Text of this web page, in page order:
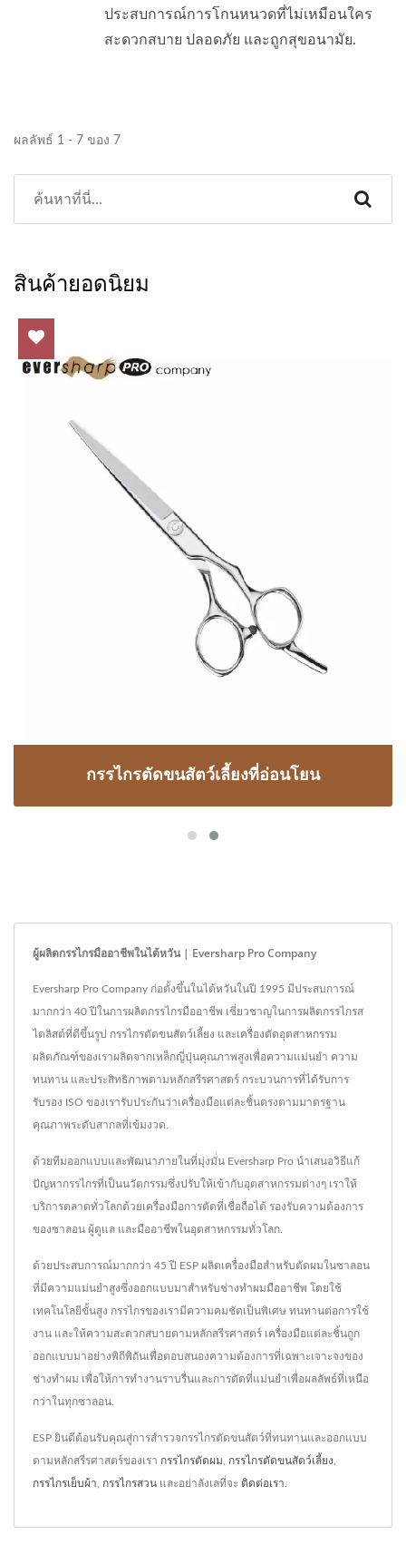
ประสบการณ์การโกนหนวดที่ไม่เหมือนใคร
สะดวกสบาย ปลอดภัย และถูกสุขอนามัย.
ผลลัพธ์ 1 - 7 ของ 7
สินค้ายอดนิยม
กรรไกรตัดขนสัตว์เลี้ยงที่อ่อนโยน
ผู้ผลิตกรรไกรมืออาชีพในไต้หวัน | Eversharp Pro Company
Eversharp Pro Company ก่อตั้งขึ้นในไต้หวันในปี 1995 มีประสบการณ์
มากกว่า 40 ปีในการผลิตกรรไกรมืออาชีพ เชี่ยวชาญในการผลิตกรรไกรส
ไตลิสต์ที่ตีขึ้นรูป กรรไกรตัดขนสัตว์เลี้ยง และเครื่องตัดอุตสาหกรรม
ผลิตภัณฑ์ของเราผลิตจากเหล็กญี่ปุ่นคุณภาพสูงเพื่อความแม่นยำ ความ
ทนทาน และประสิทธิภาพตามหลักสรีรศาสตร์ กระบวนการที่ได้รับการ
รับรอง ISO ของเรารับประกันว่าเครื่องมือแต่ละชิ้นตรงตามมาตรฐาน
คุณภาพระดับสากลที่เข้มงวด.
ด้วยทีมออกแบบและพัฒนาภายในที่มุ่งมั่น Eversharp Pro นำเสนอวิธีแก้
ปัญหากรรไกรที่เป็นนวัตกรรมซึ่งปรับให้เข้ากับอุตสาหกรรมต่างๆ เราให้
บริการตลาดทั่วโลกด้วยเครื่องมือการตัดที่เชื่อถือได้ รองรับความต้องการ
ของซาลอน ผู้ดูแล และมืออาชีพในอุตสาหกรรมทั่วโลก.
ด้วยประสบการณ์มากกว่า 45 ปี ESP ผลิตเครื่องมือสำหรับตัดผมในซาลอน
ที่มีความแม่นยำสูงซึ่งออกแบบมาสำหรับช่างทำผมมืออาชีพ โดยใช้
เทคโนโลยีขั้นสูง กรรไกรของเรามีความคมชัดเป็นพิเศษ ทนทานต่อการใช้
งาน และให้ความสะดวกสบายตามหลักสรีรศาสตร์ เครื่องมือแต่ละชิ้นถูก
ออกแบบมาอย่างพิถีพิถันเพื่อตอบสนองความต้องการที่เฉพาะเจาะจงของ
ช่างทำผม เพื่อให้การทำงานราบรื่นและการตัดที่แม่นยำเพื่อผลลัพธ์ที่เหนือ
กว่าในทุกซาลอน.
ESP ยินดีต้อนรับคุณสู่การสำรวจกรรไกรตัดขนสัตว์ที่ทนทานและออกแบบ
ตามหลักสรีรศาสตร์ของเรา กรรไกรตัดผม กรรไกรตัดขนสัตว์เลี้ยง
กรรไกรเย็บผ้า กรรไกรสวน และอย่าลังเลที่จะ ติดต่อเรา